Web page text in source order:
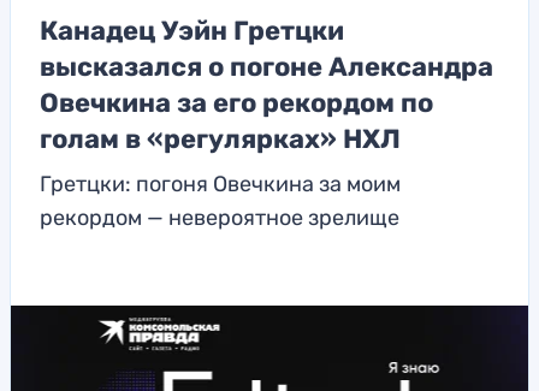
Канадец Уэйн Гретцки
высказался о погоне Александра
Овечкина за его рекордом по
голам в «регулярках» НХЛ
Гретцки: погоня Овечкина за моим
рекордом — невероятное зрелище